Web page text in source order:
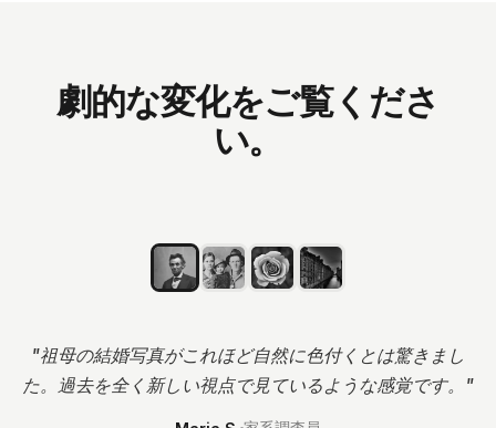
劇的な変化をご覧くださ
い。
"祖母の結婚写真がこれほど自然に色付くとは驚きまし
た。過去を全く新しい視点で見ているような感覚です。 "